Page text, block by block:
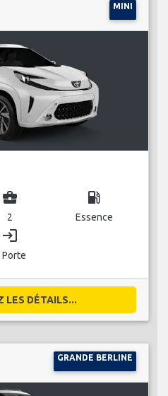
MINI
business_center
2
local_gas_station
Essence
login
Porte
LES DÉTAILS...
GRANDE BERLINE